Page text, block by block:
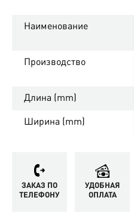
Наименование
Производство
Длина (mm)
Ширина (mm)
ЗАКАЗ ПО
ТЕЛЕФОНУ
УДОБНАЯ
ОПЛАТА